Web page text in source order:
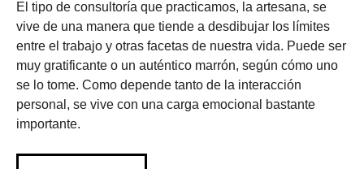
El tipo de consultoría que practicamos, la artesana, se
vive de una manera que tiende a desdibujar los límites
entre el trabajo y otras facetas de nuestra vida. Puede ser
muy gratificante o un auténtico marrón, según cómo uno
se lo tome. Como depende tanto de la interacción
personal, se vive con una carga emocional bastante
importante.